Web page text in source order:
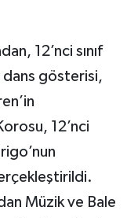
12’nci sınıf
dans gösterisi,
12’nci
Müzik ve Bale